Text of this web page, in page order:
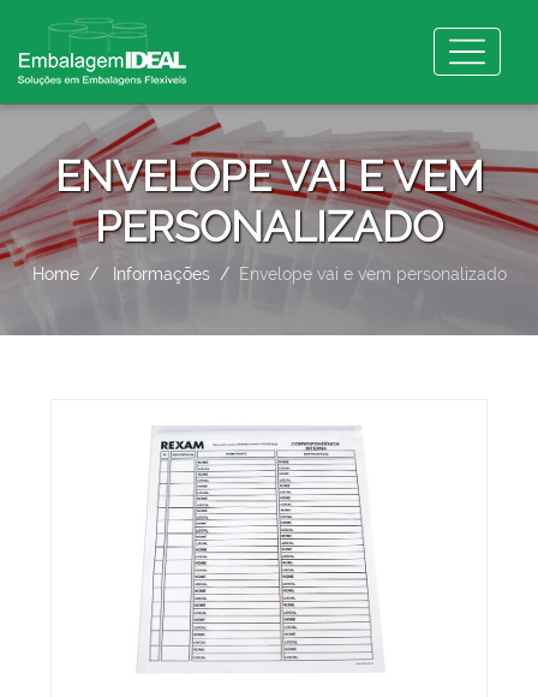
ENVELOPE VAI E VEM
PERSONALIZADO
Home Informações Envelope vai e vem personalizado